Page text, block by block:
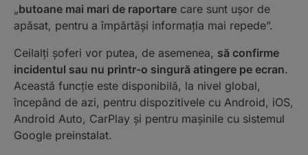
„butoane mai mari de raportare care sunt ușor de
apăsat, pentru a împărtăși informația mai repede”.
Ceilalți șoferi vor putea, de asemenea, să confirme
incidentul sau nu printr-o singură atingere pe ecran.
Această funcție este disponibilă, la nivel global,
începând de azi, pentru dispozitivele cu Android, iOS,
Android Auto, CarPlay și pentru mașinile cu sistemul
Google preinstalat.